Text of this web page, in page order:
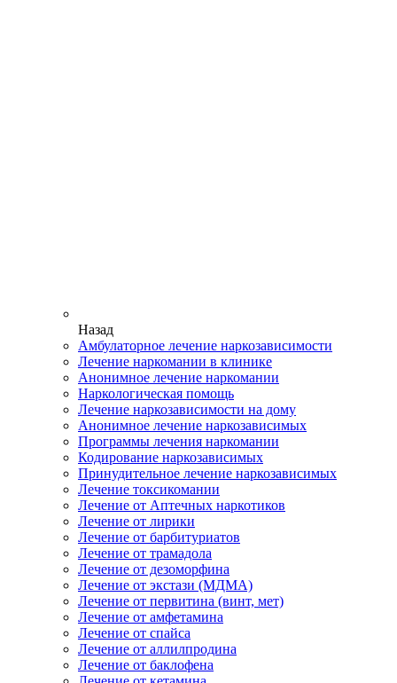
Назад
Амбулаторное лечение наркозависимости
Лечение наркомании в клинике
Анонимное лечение наркомании
Наркологическая помощь
Лечение наркозависимости на дому
Анонимное лечение наркозависимых
Программы лечения наркомании
Кодирование наркозависимых
Принудительное лечение наркозависимых
Лечение токсикомании
Лечение от Аптечных наркотиков
Лечение от лирики
Лечение от барбитуриатов
Лечение от трамадола
Лечение от дезоморфина
Лечение от экстази (МДМА)
Лечение от первитина (винт, мет)
Лечение от амфетамина
Лечение от спайса
Лечение от аллилпродина
Лечение от баклофена